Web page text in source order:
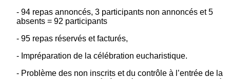
- 94 repas annoncés, 3 participants non annoncés et 5
absents = 92 participants
- 95 repas réservés et facturés,
- Impréparation de la célébration eucharistique.
- Problème des non inscrits et du contrôle à l’entrée de la